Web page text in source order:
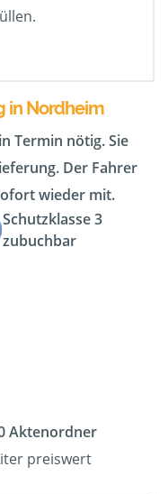
in Nordheim
Termin nötig. Sie
Der Fahrer
wieder mit.
Schutzklasse 3
zubuchbar
Aktenordner
preiswert